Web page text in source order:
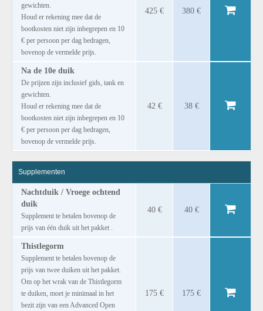
gewichten.
Houd er rekening mee dat de
bootkosten niet zijn inbegrepen en 10
€ per persoon per dag bedragen,
bovenop de vermelde prijs.
425 € 380 €
Na de 10e duik
De prijzen zijn inclusief gids, tank en
gewichten.
Houd er rekening mee dat de
bootkosten niet zijn inbegrepen en 10
€ per persoon per dag bedragen,
bovenop de vermelde prijs.
42 € 38 €
Supplementen
Nachtduik / Vroege ochtend
duik
Supplement te betalen bovenop de
prijs van één duik uit het pakket .
40 € 40 €
Thistlegorm
Supplement te betalen bovenop de
prijs van twee duiken uit het pakket.
Om op het wrak van de Thistlegorm
te duiken, moet je minimaal in het
bezit zijn van een Advanced Open
175 € 175 €